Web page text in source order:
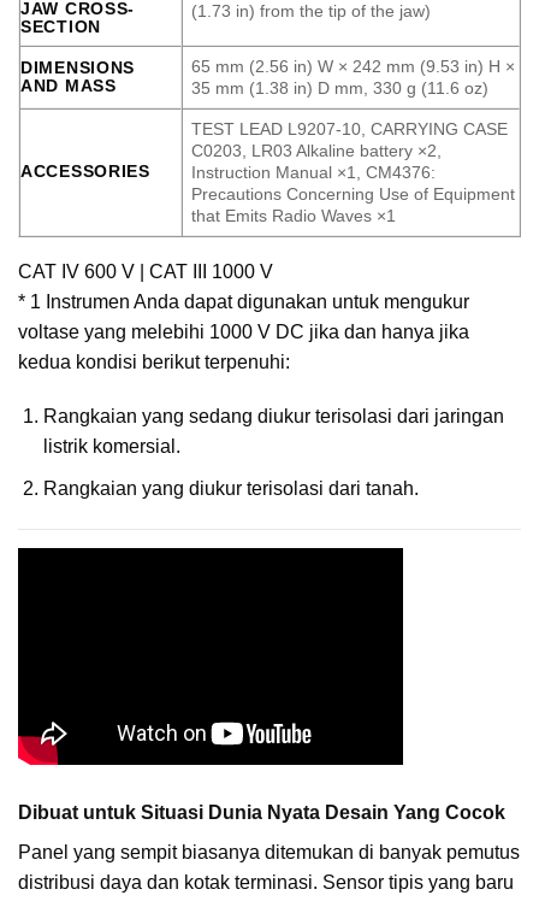
JAW CROSS-
SECTION
(1.73 in) from the tip of the jaw)
DIMENSIONS
AND MASS
65 mm (2.56 in) W × 242 mm (9.53 in) H ×
35 mm (1.38 in) D mm, 330 g (11.6 oz)
ACCESSORIES
TEST LEAD L9207-10, CARRYING CASE
C0203, LR03 Alkaline battery ×2,
Instruction Manual ×1, CM4376:
Precautions Concerning Use of Equipment
that Emits Radio Waves ×1
CAT IV 600 V | CAT III 1000 V
* 1 Instrumen Anda dapat digunakan untuk mengukur
voltase yang melebihi 1000 V DC jika dan hanya jika
kedua kondisi berikut terpenuhi:
Rangkaian yang sedang diukur terisolasi dari jaringan
listrik komersial.
Rangkaian yang diukur terisolasi dari tanah.
Dibuat untuk Situasi Dunia Nyata Desain Yang Cocok
Panel yang sempit biasanya ditemukan di banyak pemutus
distribusi daya dan kotak terminasi. Sensor tipis yang baru